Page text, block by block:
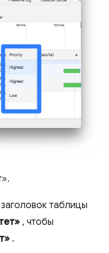
таблицы
, чтобы
.